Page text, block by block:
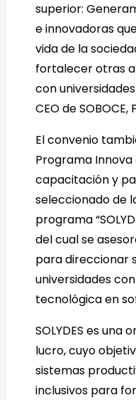
superior:
e innovadoras
vida de la
fortalecer otras
con
CEO de
El convenio
Programa Innova
capacitación y
seleccionado de
programa
del cual se
para direccionar
universidades
tecnológica en
SOLYDES es una
lucro, cuyo
sistemas
inclusivos para